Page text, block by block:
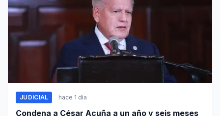
JUDICIAL hace 1 día
Condena a César Acuña a un año y seis meses